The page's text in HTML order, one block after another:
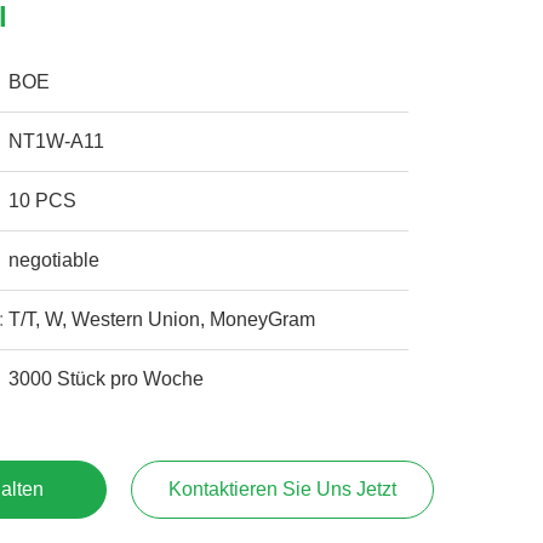
BOE
NT1W-A11
10 PCS
negotiable
T/T, W, Western Union, MoneyGram
3000 Stück pro Woche
Kontaktieren Sie Uns Jetzt